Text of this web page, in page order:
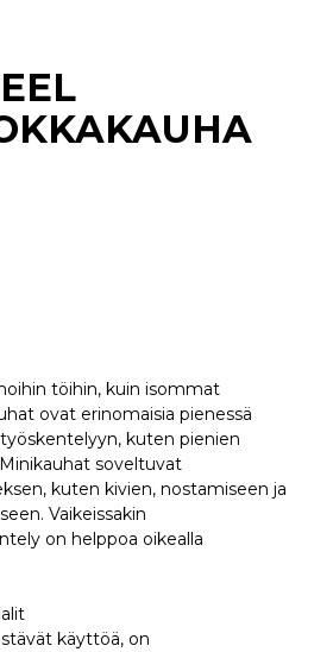
töihin, kuin isommat
ovat erinomaisia pienessä
kuten pienien
soveltuvat
kuten kivien, nostamiseen ja
Vaikeissakin
on helppoa oikealla
käyttöä, on